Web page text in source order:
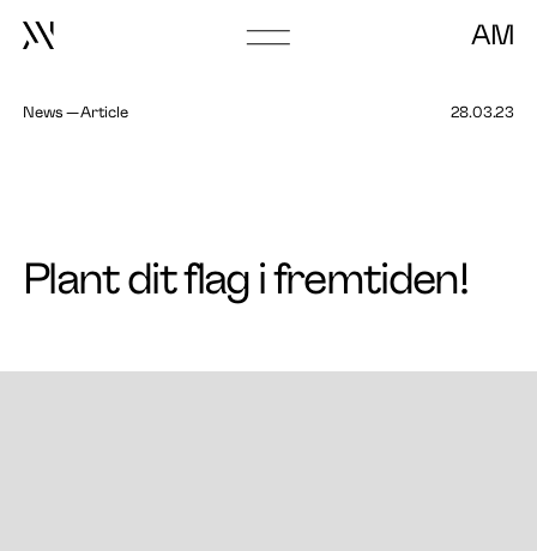
frontpage
AM
28.03.23
News Article
Plant dit flag i fremtiden!